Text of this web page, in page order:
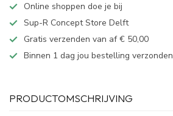
Online shoppen doe je bij
Sup-R Concept Store Delft
Gratis verzenden van af € 50,00
Binnen 1 dag jou bestelling verzonden
PRODUCTOMSCHRIJVING